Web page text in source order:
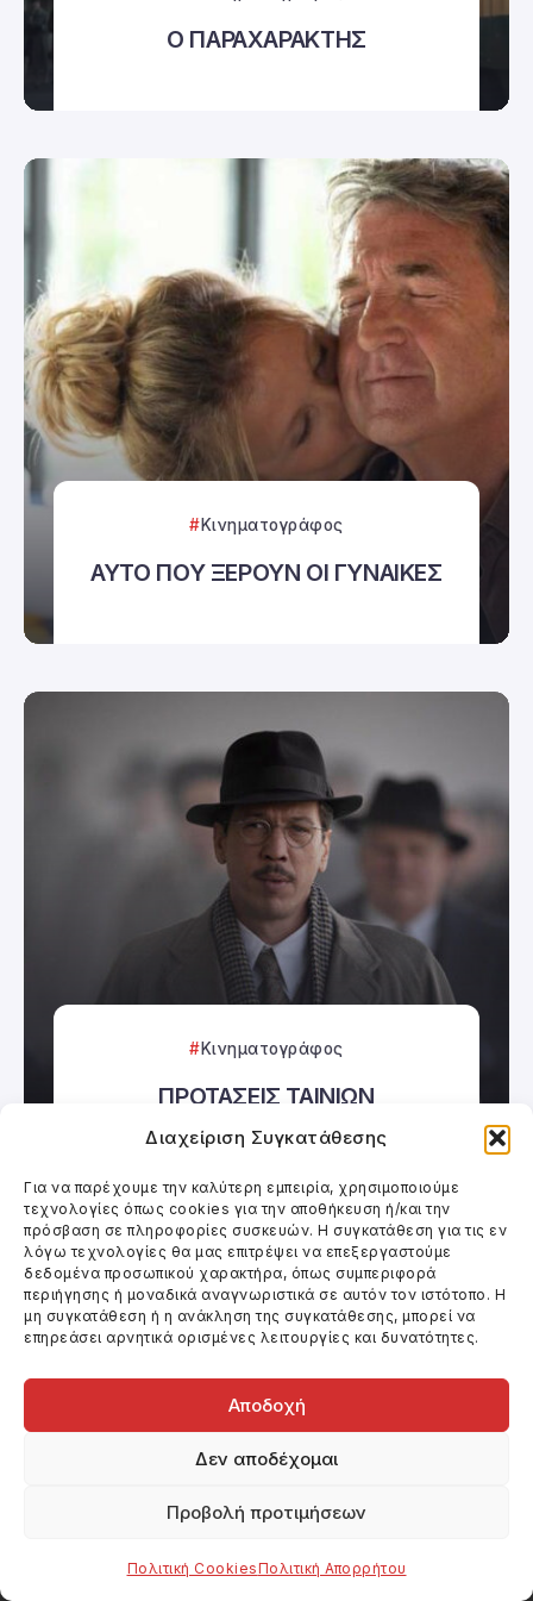
Διαχείριση Συγκατάθεσης
Για να παρέχουμε την καλύτερη εμπειρία, χρησιμοποιούμε
τεχνολογίες όπως cookies για την αποθήκευση ή/και την
πρόσβαση σε πληροφορίες συσκευών. Η συγκατάθεση για τις εν
λόγω τεχνολογίες θα μας επιτρέψει να επεξεργαστούμε
δεδομένα προσωπικού χαρακτήρα, όπως συμπεριφορά
περιήγησης ή μοναδικά αναγνωριστικά σε αυτόν τον ιστότοπο. Η
μη συγκατάθεση ή η ανάκληση της συγκατάθεσης, μπορεί να
επηρεάσει αρνητικά ορισμένες λειτουργίες και δυνατότητες.
Αποδοχή
Δεν αποδέχομαι
Προβολή προτιμήσεων
Πολιτική CookiesΠολιτική Απορρήτου
Ο ΠΑΡΑΧΑΡΑΚΤΗΣ
Κινηματογράφος
ΑΥΤΟ ΠΟΥ ΞΕΡΟΥΝ ΟΙ ΓΥΝΑΙΚΕΣ
Κινηματογράφος
ΠΡΟΤΑΣΕΙΣ ΤΑΙΝΙΩΝ
Κινηματογράφος και Θέατρο.
νέα σχετικά με τον κινηματογράφο και το